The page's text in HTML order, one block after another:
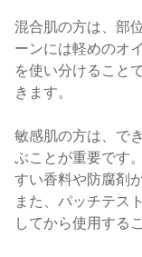
混合肌の方は、部
ーンには軽めのオ
を使い分けること
きます。
敏感肌の方は、で
ぶことが重要です
すい香料や防腐剤
また、パッチテス
してから使用する